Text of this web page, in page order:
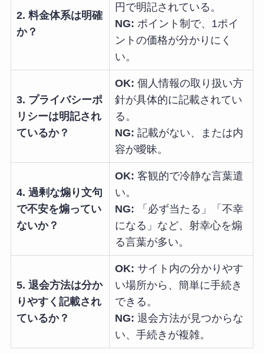
2. 料金体系は明確
か？
円で明記されている。
NG: ポイント制で、1ポイ
ントの価格が分かりにく
い。
3. プライバシーポ
リシーは明記され
ているか？
OK: 個人情報の取り扱い方
針が具体的に記載されてい
る。
NG: 記載がない、または内
容が曖昧。
4. 過剰な煽り文句
で不安を煽ってい
ないか？
OK: 客観的で冷静な言葉遣
い。
NG: 「必ず当たる」「不幸
になる」など、射幸心を煽
る言葉が多い。
5. 退会方法は分か
りやすく記載され
ているか？
OK: サイト内の分かりやす
い場所から、簡単に手続き
できる。
NG: 退会方法が見つからな
い、手続きが複雑。